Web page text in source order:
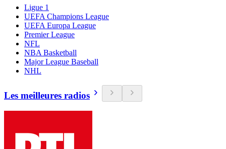
Ligue 1
UEFA Champions League
UEFA Europa League
Premier League
NFL
NBA Basketball
Major League Baseball
NHL
Les meilleures radios